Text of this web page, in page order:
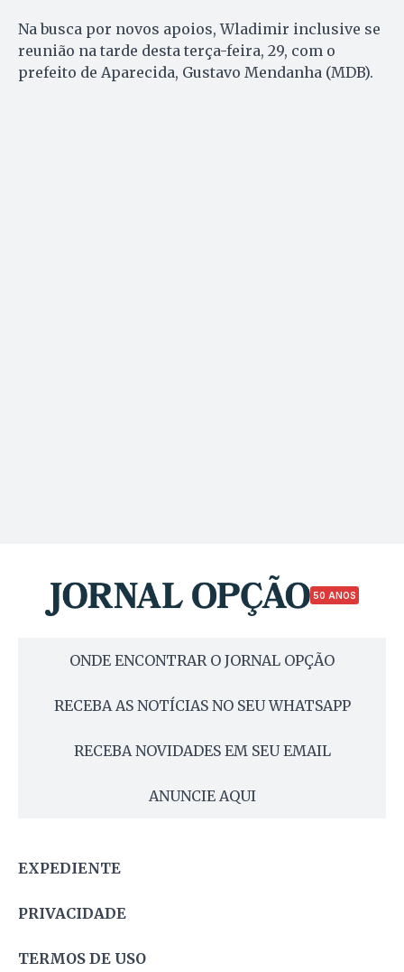
Na busca por novos apoios, Wladimir inclusive se
reunião na tarde desta terça-feira, 29, com o
prefeito de Aparecida, Gustavo Mendanha (MDB).
50 ANOS
ONDE ENCONTRAR O JORNAL OPÇÃO
RECEBA AS NOTÍCIAS NO SEU WHATSAPP
RECEBA NOVIDADES EM SEU EMAIL
ANUNCIE AQUI
EXPEDIENTE
PRIVACIDADE
TERMOS DE USO